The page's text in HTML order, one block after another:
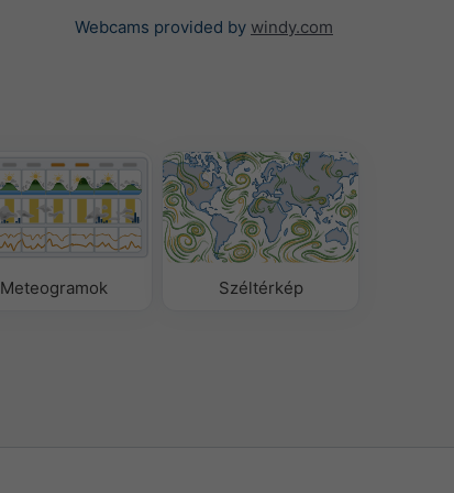
Webcams provided by windy.com
Meteogramok Széltérkép